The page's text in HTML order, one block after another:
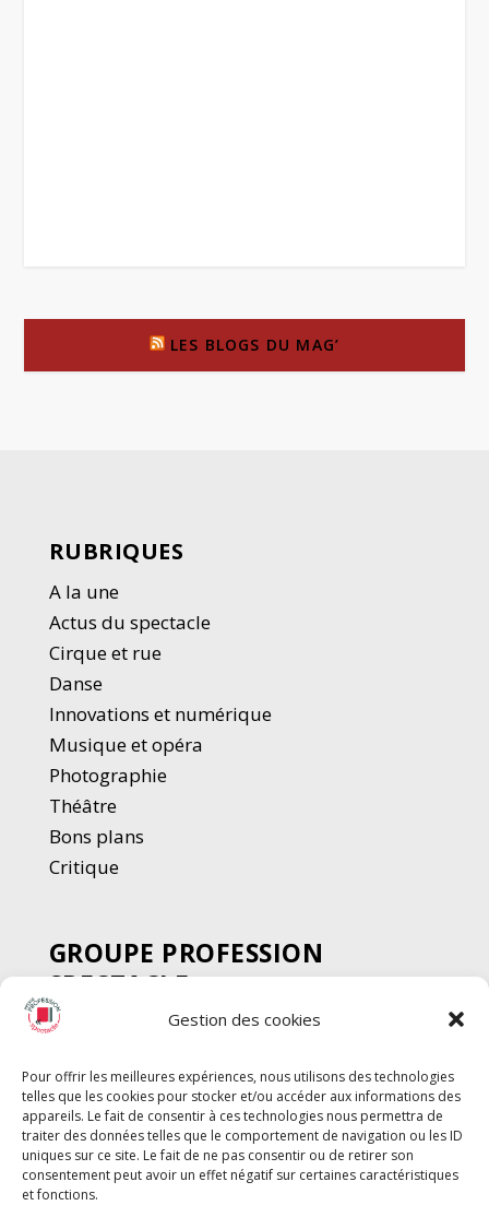
Gestion des cookies
Pour offrir les meilleures expériences, nous utilisons des technologies
telles que les cookies pour stocker et/ou accéder aux informations des
appareils. Le fait de consentir à ces technologies nous permettra de
traiter des données telles que le comportement de navigation ou les ID
uniques sur ce site. Le fait de ne pas consentir ou de retirer son
consentement peut avoir un effet négatif sur certaines caractéristiques
et fonctions.
LES BLOGS DU MAG’
RUBRIQUES
A la une
Actus du spectacle
Cirque et rue
Danse
Innovations et numérique
Musique et opéra
Photographie
Théâtre
Bons plans
Critique
GROUPE PROFESSION
SPECTACLE
Chèque Intermittents
Chèque Compta
Chèque Emploi Spectacle
G-Pods
Profession Audio-visuel